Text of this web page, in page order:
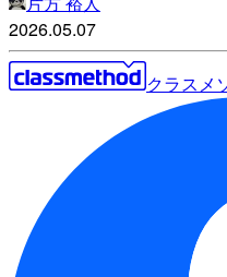
2026.05.07
クラスメ